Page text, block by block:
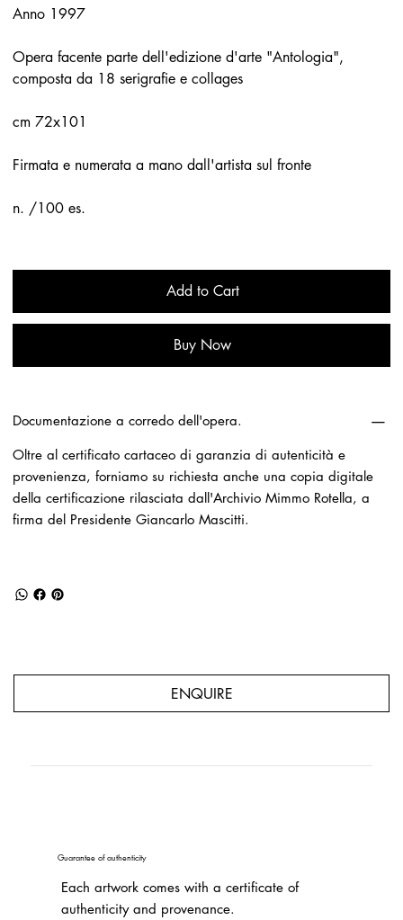
Anno 1997
Opera facente parte dell'edizione d'arte "Antologia",
composta da 18 serigrafie e collages
cm 72x101
Firmata e numerata a mano dall'artista sul fronte
n. /100 es.
Add to Cart
Buy Now
Documentazione a corredo dell'opera.
Oltre al certificato cartaceo di garanzia di autenticità e
provenienza, forniamo su richiesta anche una copia digitale
della certificazione rilasciata dall'Archivio Mimmo Rotella, a
firma del Presidente Giancarlo Mascitti.
ENQUIRE
Guarantee of authenticity
Each artwork comes with a certificate of
authenticity and provenance.